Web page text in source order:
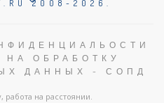
2008-2026.
НА ОБРАБОТКУ
ДАННЫХ - СОПД
на расстоянии.